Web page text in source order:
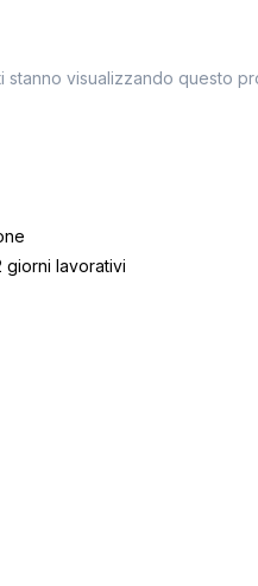
stanno visualizzando questo
giorni lavorativi